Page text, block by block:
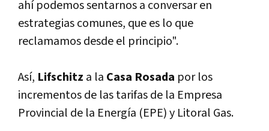
ahí­ podemos sentarnos a conversar en
estrategias comunes, que es lo que
reclamamos desde el principio".
Así­, Lifschitz a la Casa Rosada por los
incrementos de las tarifas de la Empresa
Provincial de la Energí­a (EPE) y Litoral Gas.